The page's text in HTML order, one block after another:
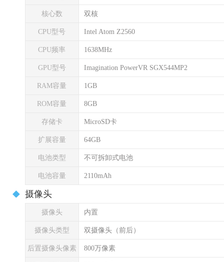
核心数 双核
CPU型号 Intel Atom Z2560
CPU频率 1638MHz
GPU型号 Imagination PowerVR SGX544MP2
RAM容量 1GB
ROM容量 8GB
存储卡 MicroSD卡
扩展容量 64GB
电池类型 不可拆卸式电池
电池容量 2110mAh
摄像头
摄像头 内置
摄像头类型 双摄像头（前后）
后置摄像头像素 800万像素